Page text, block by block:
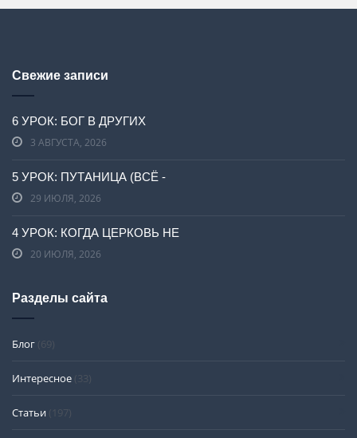
Свежие записи
6 УРОК: БОГ В ДРУГИХ
3 АВГУСТА, 2026
5 УРОК: ПУТАНИЦА (ВСЁ -
29 ИЮЛЯ, 2026
4 УРОК: КОГДА ЦЕРКОВЬ НЕ
20 ИЮЛЯ, 2026
Разделы сайта
Блог (69)
Интересное (33)
Статьи (197)